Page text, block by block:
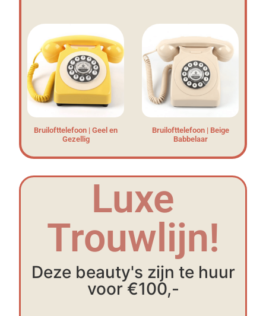
Bruilofttelefoon | Geel en
Gezellig
Bruilofttelefoon | Beige
Babbelaar
Luxe
Trouwlijn!
Deze beauty's zijn te huur
voor €100,-